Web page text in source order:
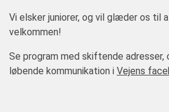
Vi elsker juniorer, og vil glæder os til
velkommen!
Se program med skiftende adresser,
løbende kommunikation i Vejens